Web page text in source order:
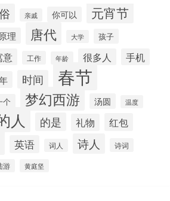
亲戚 你可以 元宵节
原理 唐代 大学 孩子
意 工作 年龄 很多人 手机
时间 春节
个 梦幻西游 汤圆 温度
人 的是 礼物 红包
英语 词人 诗人 诗词
游 黄庭坚